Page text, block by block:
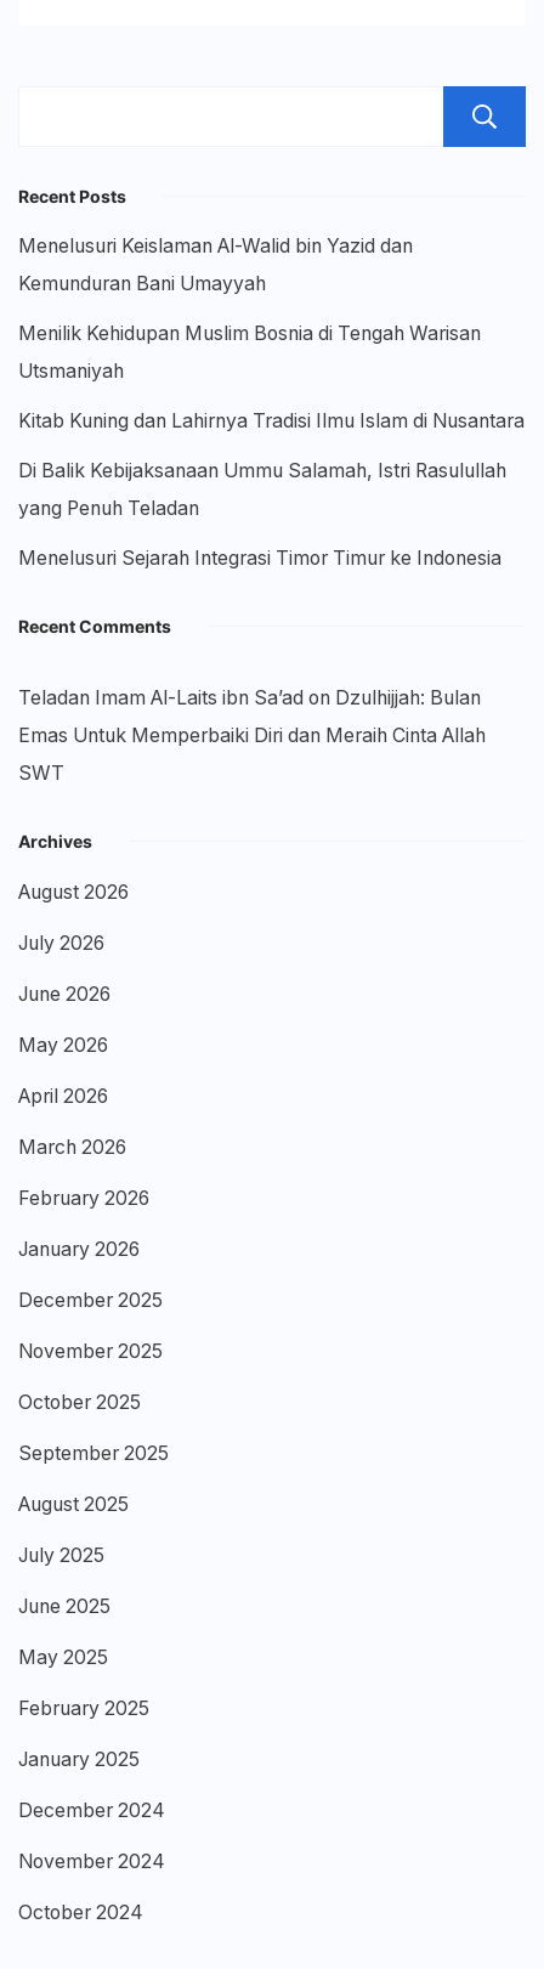
Recent Posts
Menelusuri Keislaman Al-Walid bin Yazid dan
Kemunduran Bani Umayyah
Menilik Kehidupan Muslim Bosnia di Tengah Warisan
Utsmaniyah
Kitab Kuning dan Lahirnya Tradisi Ilmu Islam di Nusantara
Di Balik Kebijaksanaan Ummu Salamah, Istri Rasulullah
yang Penuh Teladan
Menelusuri Sejarah Integrasi Timor Timur ke Indonesia
Recent Comments
Teladan Imam Al-Laits ibn Sa’ad on Dzulhijjah: Bulan
Emas Untuk Memperbaiki Diri dan Meraih Cinta Allah
SWT
Archives
August 2026
July 2026
June 2026
May 2026
April 2026
March 2026
February 2026
January 2026
December 2025
November 2025
October 2025
September 2025
August 2025
July 2025
June 2025
May 2025
February 2025
January 2025
December 2024
November 2024
October 2024